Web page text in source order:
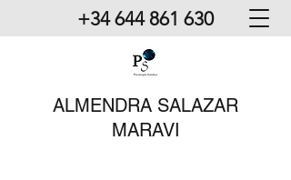
+34 644 861 630
ALMENDRA SALAZAR
MARAVI